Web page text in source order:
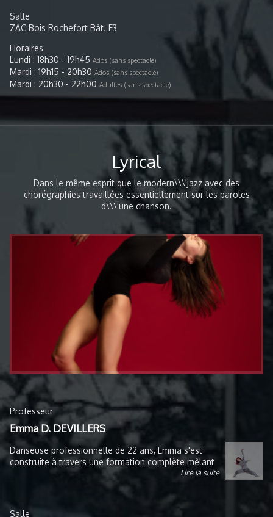
Salle
ZAC Bois Rochefort Bât. E3
Horaires
Lundi : 18h30 - 19h45 Ados (sans spectacle)
Mardi : 19h15 - 20h30 Ados (sans spectacle)
Mardi : 20h30 - 22h00 Adultes (sans spectacle)
Lyrical
Dans le même esprit que le modern\\\'jazz avec des
chorégraphies travaillées essentiellement sur les paroles
d\\\'une chanson.
Professeur
Emma D. DEVILLERS
Danseuse professionnelle de 22 ans, Emma s'est
construite à travers une formation complète mêlant
danse académique et urbaine. Son parcours lui a
permis d’évoluer sur des scènes prestigieuses et de
participer à de nombreux projets artistiques
d’envergure, elle a notamment dansé pour des
Lire la suite
Salle